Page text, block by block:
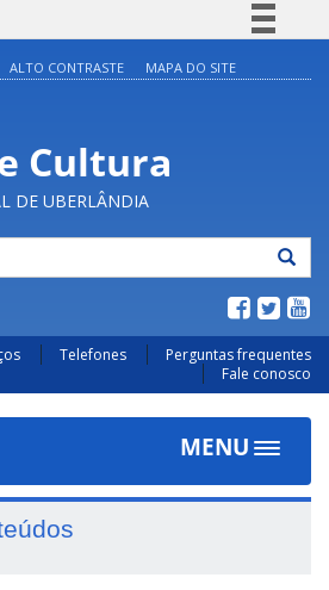
Acesso à informação
Legislação
Canais
ALTO CONTRASTE MAPA DO SITE
Cultura
DE UBERLÂNDIA
Telefones
Perguntas frequentes
Fale conosco
MENU
Toggle